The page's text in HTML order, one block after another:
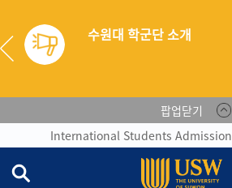
팝업닫기
International Students Admission